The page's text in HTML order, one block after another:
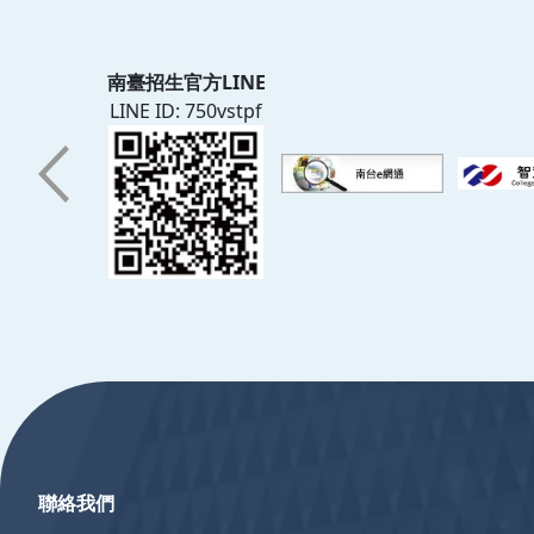
南臺招生官方LINE
LINE ID: 750vstpf
聯絡我們